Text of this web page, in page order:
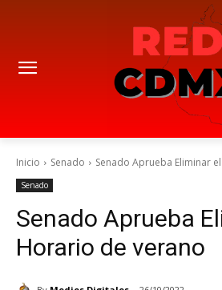
Inicio Senado Senado Aprueba Eliminar
Senado
Senado Aprueba
Horario de verano